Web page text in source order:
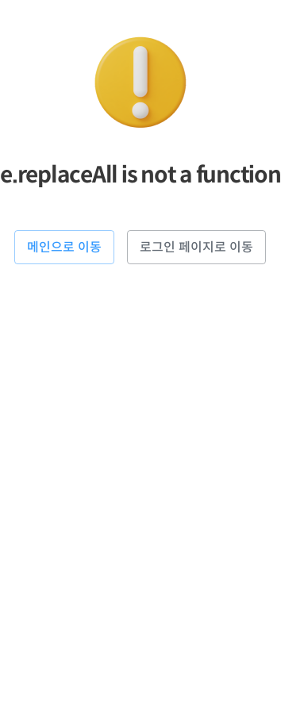
e.replaceAll is not a function
메인으로 이동 로그인 페이지로 이동